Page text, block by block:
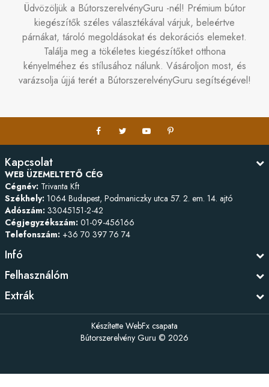
Üdvözöljük a BútorszerelvényGuru -nél! Prémium bútor
kiegészítők széles választékával várjuk, beleértve
párnákat, tároló megoldásokat és dekorációs elemeket.
Találja meg a tökéletes kiegészítőket otthona
kényelméhez és stílusához nálunk. Vásároljon most, és
varázsolja újjá terét a BútorszerelvényGuru segítségével!
Kapcsolat
WEB ÜZEMELTETŐ CÉG
Cégnév: Trivanta Kft
Székhely: 1064 Budapest, Podmaniczky utca 57. 2. em. 14. ajtó
Adószám: 33045151-2-42
Cégjegyzékszám: 01-09-456166
Telefonszám: +36 70 397 76 74
Infó
Felhasználóm
Extrák
Készítette WebFx csapata
Bútorszerelvény Guru © 2026